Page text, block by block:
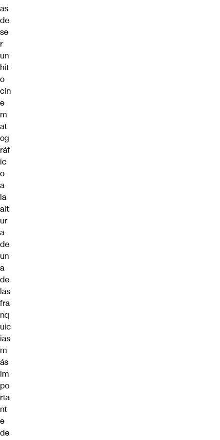
as
de
se
r
un
hit
o
cin
e
m
at
og
ráf
ic
o
a
la
alt
ur
a
de
un
a
de
las
fra
nq
uic
ias
m
ás
im
po
rta
nt
e
de